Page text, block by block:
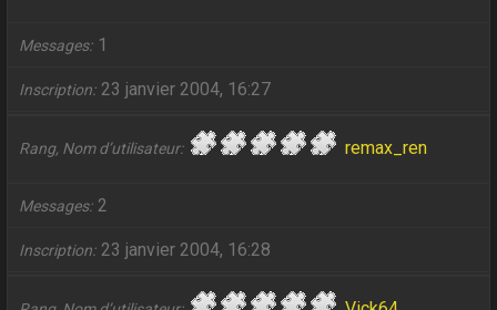
Messages 1
Inscription 23 janvier 2004, 16:27
Rang, Nom d’utilisateur remax_ren
Messages 2
Inscription 23 janvier 2004, 16:28